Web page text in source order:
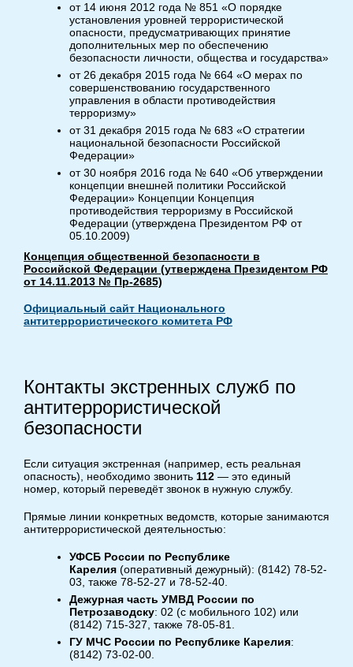
от 14 июня 2012 года № 851 «О порядке
установления уровней террористической
опасности, предусматривающих принятие
дополнительных мер по обеспечению
безопасности личности, общества и государства»
от 26 декабря 2015 года № 664 «О мерах по
совершенствованию государственного
управления в области противодействия
терроризму»
от 31 декабря 2015 года № 683 «О стратегии
национальной безопасности Российской
Федерации»
от 30 ноября 2016 года № 640 «Об утверждении
концепции внешней политики Российской
Федерации» Концепции Концепция
противодействия терроризму в Российской
Федерации (утверждена Президентом РФ от
05.10.2009)
Концепция общественной безопасности в
Российской Федерации (утверждена Президентом РФ
от 14.11.2013 № Пр-2685)
Официальный сайт Национального
антитеррористического комитета РФ
Контакты экстренных служб по
антитеррористической
безопасности
Если ситуация экстренная (например, есть реальная
опасность), необходимо звонить 112 — это единый
номер, который переведёт звонок в нужную службу.
Прямые линии конкретных ведомств, которые занимаются
антитеррористической деятельностью:
УФСБ России по Республике
Карелия(оперативный дежурный): (8142) 78-52-
03, также 78-52-27 и 78-52-40.
Дежурная часть УМВД России по
Петрозаводску: 02 (с мобильного 102) или
(8142) 715-327, также 78-05-81.
ГУ МЧС России по Республике Карелия:
(8142) 73-02-00.